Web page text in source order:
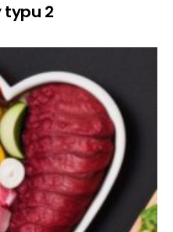
typu 2